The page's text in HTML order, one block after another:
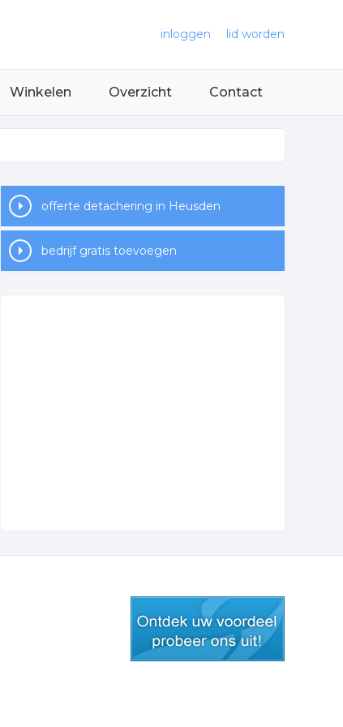
inloggen lid worden
Winkelen Overzicht Contact
offerte detachering in Heusden
bedrijf gratis toevoegen